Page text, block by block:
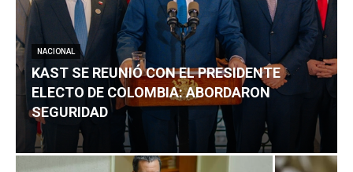
NACIONAL
KAST SE REUNIÓ CON EL PRESIDENTE
ELECTO DE COLOMBIA: ABORDARON
SEGURIDAD